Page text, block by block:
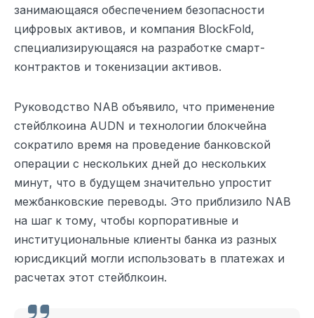
занимающаяся обеспечением безопасности
цифровых активов, и компания BlockFold,
специализирующаяся на разработке смарт-
контрактов и токенизации активов.
Руководство NAB объявило, что применение
стейблкоина AUDN и технологии блокчейна
сократило время на проведение банковской
операции с нескольких дней до нескольких
минут, что в будущем значительно упростит
межбанковские переводы. Это приблизило NAB
на шаг к тому, чтобы корпоративные и
институциональные клиенты банка из разных
юрисдикций могли использовать в платежах и
расчетах этот стейблкоин.